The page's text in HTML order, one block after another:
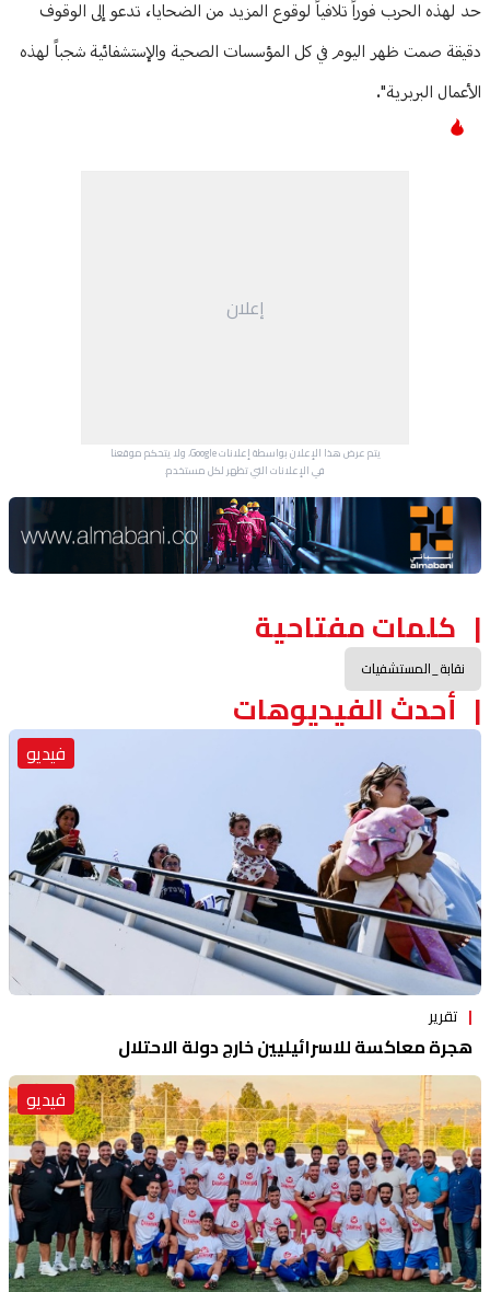
حد لهذه الحرب فوراً تلافياً لوقوع المزيد من الضحايا، تدعو إلى الوقوف
دقيقة صمت ظهر اليوم في كل المؤسسات الصحية والإستشفائية شجباً لهذه
الأعمال البربرية".
إعلان
يتم عرض هذا الإعلان بواسطة إعلانات Google، ولا يتحكم موقعنا
في الإعلانات التي تظهر لكل مستخدم.
Advertisement Section
كلمات مفتاحية
نقابة_المستشفيات
أحدث الفيديوهات
فيديو
تقرير
هجرة معاكسة للاسرائيليين خارج دولة الاحتلال
فيديو